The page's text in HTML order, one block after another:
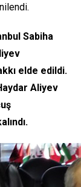
Sabiha
elde edildi.
Aliyev